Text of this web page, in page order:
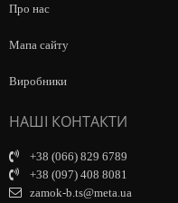
Про нас
Мапа сайту
Виробники
НАШІ КОНТАКТИ
+38 (066) 829 6789
+38 (097) 408 8081
zamok-b.ts@meta.ua